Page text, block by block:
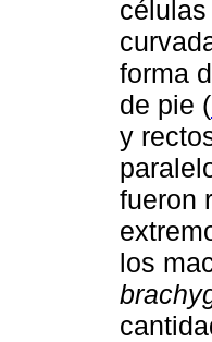
forma
de pie (
y
fueron
los